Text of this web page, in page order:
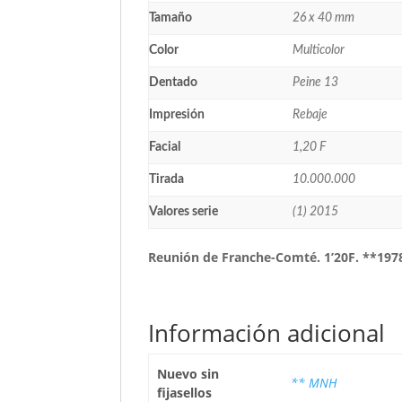
Tamaño 26 x 40 mm
Color Multicolor
Dentado Peine 13
Impresión Rebaje
Facial 1,20 F
Tirada 10.000.000
Valores serie (1) 2015
Reunión de Franche-Comté. 1’20F.
Información adicional
Nuevo sin
fijasellos
** MNH